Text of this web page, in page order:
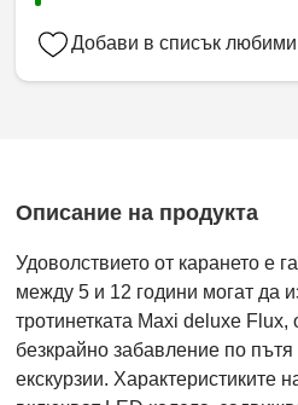
Добави в списък любими
Описание на продукта
Удоволствието от карането е
между 5 и 12 години могат да
тротинетката Maxi deluxe Flux,
безкрайно забавление по
екскурзии. Характеристиките